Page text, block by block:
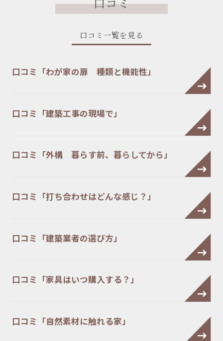
口コミ一覧を見る
口コミ「わが家の扉 種類と機能性」
口コミ「建築工事の現場で」
口コミ「外構 暮らす前、暮らしてから」
口コミ「打ち合わせはどんな感じ？」
口コミ「建築業者の選び方」
口コミ「家具はいつ購入する？」
口コミ「自然素材に触れる家」